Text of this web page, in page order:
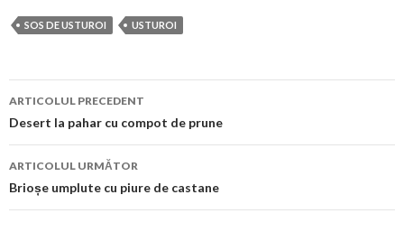
SOS DE USTUROI USTUROI
Navigare
în
articol
ARTICOLUL PRECEDENT
Desert la pahar cu compot de prune
ARTICOLUL URMĂTOR
Brioșe umplute cu piure de castane